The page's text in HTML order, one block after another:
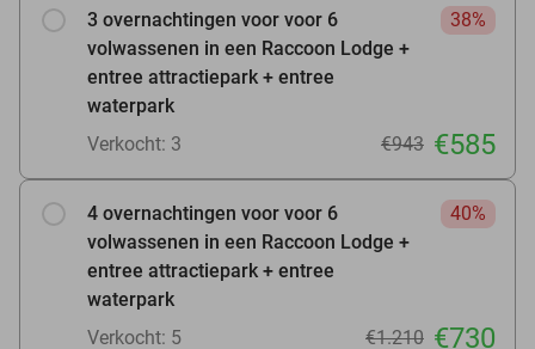
3 overnachtingen voor voor 6
volwassenen in een Raccoon Lodge +
entree attractiepark + entree
waterpark
38%
Verkocht: 3 €943 €585
4 overnachtingen voor voor 6
volwassenen in een Raccoon Lodge +
entree attractiepark + entree
waterpark
40%
Verkocht: 5 €1.210 €730